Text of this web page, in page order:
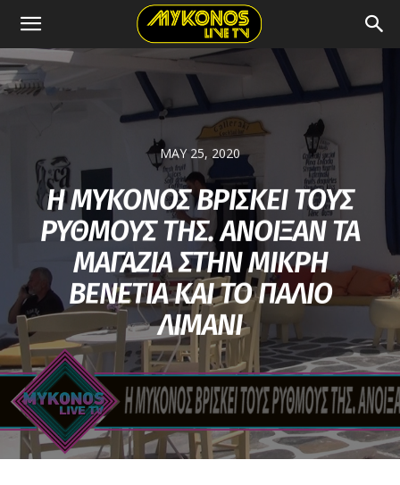
MAY 25, 2020
Η ΜΥΚΟΝΟΣ ΒΡΙΣΚΕΙ ΤΟΥΣ
ΡΥΘΜΟΥΣ ΤΗΣ. ΑΝΟΙΞΑΝ ΤΑ
ΜΑΓΑΖΙΑ ΣΤΗΝ ΜΙΚΡΗ
ΒΕΝΕΤΙΑ ΚΑΙ ΤΟ ΠΑΛΙΟ
ΛΙΜΑΝΙ